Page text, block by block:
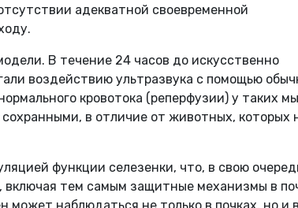
адекватной своевременной
В течение 24 часов до искусственно
воздействию ультразвука с помощью
кровотока (реперфузии) у таких
в отличие от животных, которых
функции селезенки, что, в свою
включая тем самым защитные механизмы в